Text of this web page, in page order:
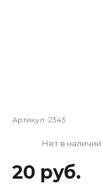
Артикул: 2343
Нет в наличии
20 руб.